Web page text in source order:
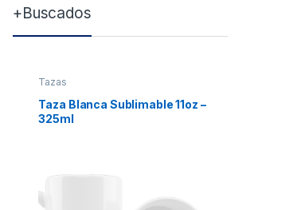
+Buscados
Tazas
Taza Blanca Sublimable 11oz –
325ml